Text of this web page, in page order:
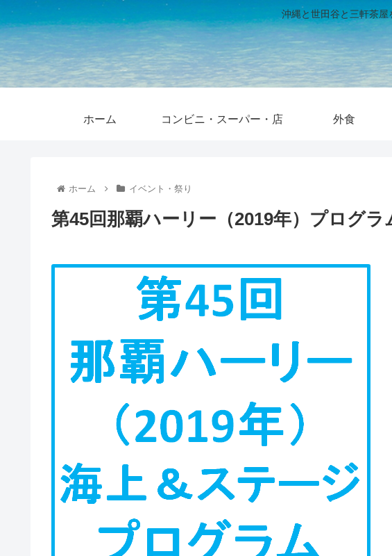
沖縄と世田谷と三軒茶屋
ホーム コンビニ・スーパー・店 外食
ホーム イベント・祭り
第45回那覇ハーリー（2019年）プログラ